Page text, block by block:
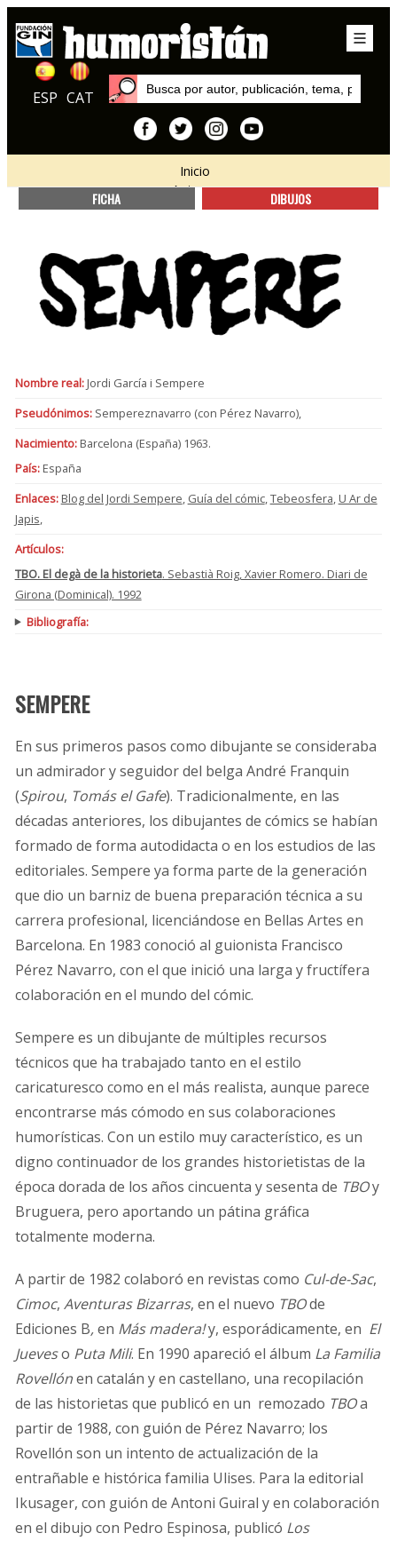
ESP CAT
Inicio
Autores
FICHA DIBUJOS
Nombre real:Jordi García i Sempere
Pseudónimos:Sempereznavarro (con Pérez Navarro),
Nacimiento:Barcelona (España) 1963.
País:España
Enlaces: Blog del Jordi Sempere, Guía del cómic,Tebeosfera, U Ar de
Japis,
Artículos:
TBO. El degà de la historieta. Sebastià Roig, Xavier Romero. Diari de
Girona (Dominical). 1992
Bibliografía:
SEMPERE
En sus primeros pasos como dibujante se consideraba
un admirador y seguidor del belga André Franquin
(Spirou, Tomás el Gafe). Tradicionalmente, en las
décadas anteriores, los dibujantes de cómics se habían
formado de forma autodidacta o en los estudios de las
editoriales. Sempere ya forma parte de la generación
que dio un barniz de buena preparación técnica a su
carrera profesional, licenciándose en Bellas Artes en
Barcelona. En 1983 conoció al guionista Francisco
Pérez Navarro, con el que inició una larga y fructífera
colaboración en el mundo del cómic.
Sempere es un dibujante de múltiples recursos
técnicos que ha trabajado tanto en el estilo
caricaturesco como en el más realista, aunque parece
encontrarse más cómodo en sus colaboraciones
humorísticas. Con un estilo muy característico, es un
digno continuador de los grandes historietistas de la
época dorada de los años cincuenta y sesenta de TBOy
Bruguera, pero aportando un pátina gráfica
totalmente moderna.
A partir de 1982 colaboró en revistas como Cul-de-Sac,
Cimoc, Aventuras Bizarras, en el nuevo TBOde
Ediciones B,en Más madera!y, esporádicamente, en El
Jueveso Puta Mili. En 1990 apareció el álbum La Familia
Rovellónen catalán y en castellano, una recopilación
de las historietas que publicó en un remozado TBOa
partir de 1988, con guión de Pérez Navarro; los
Rovellón son un intento de actualización de la
entrañable e histórica familia Ulises. Para la editorial
Ikusager, con guión de Antoni Guiral y en colaboración
en el dibujo con Pedro Espinosa, publicó Los